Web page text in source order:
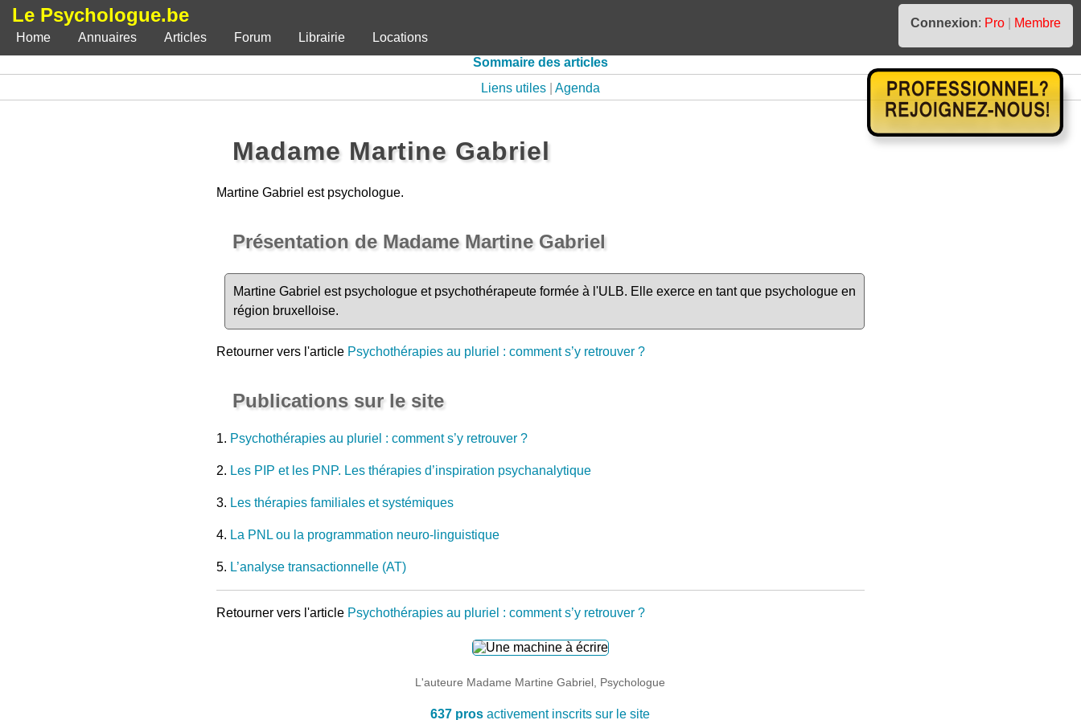
Le Psychologue.be Connexion: Pro
Membre
Home
Annuaires Articles Forum Librairie
Locations
Sommaire des articles
Liens utiles
Agenda
Madame Martine Gabriel
Martine Gabriel est psychologue.
Présentation de Madame Martine Gabriel
Martine Gabriel est psychologue et psychothérapeute formée à l'ULB. Elle exerce en tant que psychologue en
région bruxelloise.
Retourner vers l'article Psychothérapies au pluriel : comment s’y retrouver ?
Publications sur le site
1. Psychothérapies au pluriel : comment s’y retrouver ?
2. Les PIP et les PNP. Les thérapies d’inspiration psychanalytique
3. Les thérapies familiales et systémiques
4. La PNL ou la programmation neuro-linguistique
5. L’analyse transactionnelle (AT)
Retourner vers l'article Psychothérapies au pluriel : comment s’y retrouver ?
L'auteure Madame Martine Gabriel, Psychologue
637 pros activement inscrits sur le site